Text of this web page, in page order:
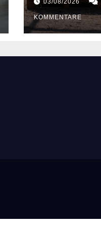
KOMMENTARE